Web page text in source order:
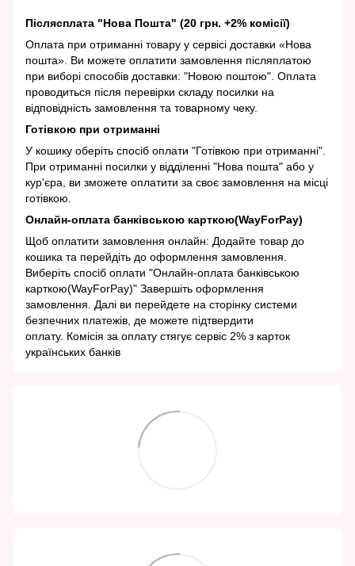
Післясплата "Нова Пошта" (20 грн. +2% комісії)
Оплата при отриманні товару у сервісі доставки «Нова
пошта». Ви можете оплатити замовлення післяплатою
при виборі способів доставки: "Новою поштою". Оплата
проводиться після перевірки складу посилки на
відповідність замовлення та товарному чеку.
Готівкою при отриманні
У кошику оберіть спосіб оплати "Готівкою при отриманні".
При отриманні посилки у відділенні "Нова пошта" або у
кур'єра, ви зможете оплатити за своє замовлення на місці
готівкою.
Онлайн-оплата банківською карткою(WayForPay)
Щоб оплатити замовлення онлайн: Додайте товар до
кошика та перейдіть до оформлення замовлення.
Виберіть спосіб оплати "Онлайн-оплата банківською
карткою(WayForPay)" Завершіть оформлення
замовлення. Далі ви перейдете на сторінку системи
безпечних платежів, де можете підтвердити
оплату. Комісія за оплату стягує сервіс 2% з карток
українських банків